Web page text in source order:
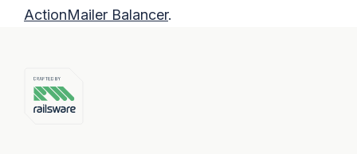
ActionMailer Balancer.